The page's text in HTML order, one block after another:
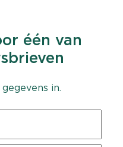
één van
in.